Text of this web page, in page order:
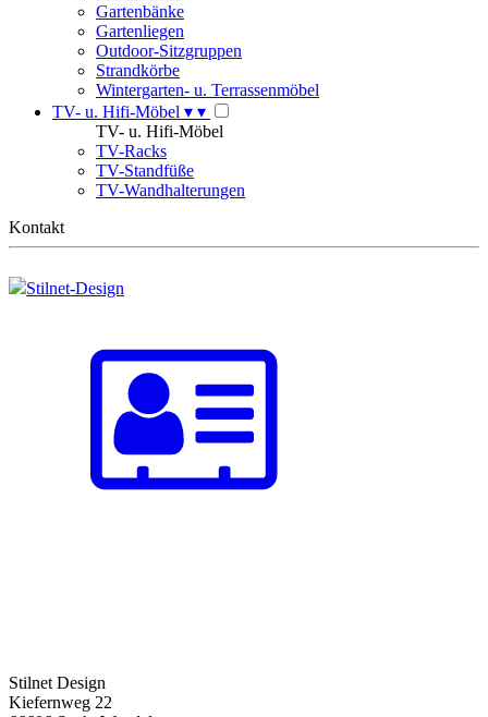
Gartenbänke
Gartenliegen
Outdoor-Sitzgruppen
Strandkörbe
Wintergarten- u. Terrassenmöbel
TV- u. Hifi-Möbel ▾ ▾
TV- u. Hifi-Möbel
TV-Racks
TV-Standfüße
TV-Wandhalterungen
Kontakt
Stilnet-Design
Stilnet Design
Kiefernweg 22